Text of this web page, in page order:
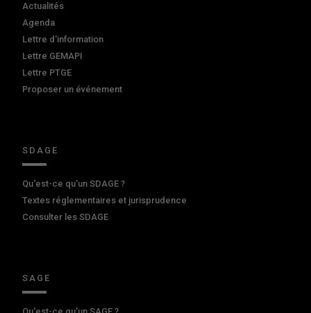
Actualités
Agenda
Lettre d'information
Lettre GEMAPI
Lettre PTGE
Proposer un événement
SDAGE
Qu'est-ce qu'un SDAGE ?
Textes réglementaires et jurisprudence
Consulter les SDAGE
SAGE